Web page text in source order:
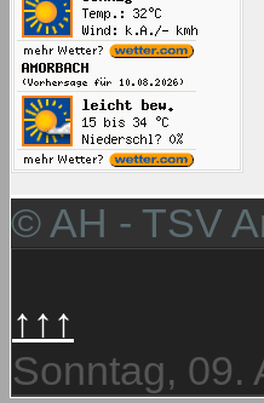
© AH - TSV
↑↑↑
Sonntag, 09.